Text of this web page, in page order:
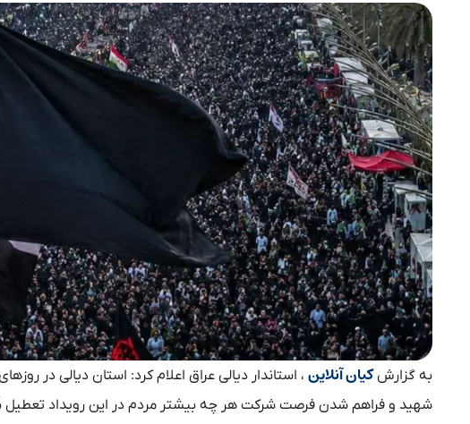
به گزارشکیان آنلاین ، استاندار دیالی عراق اعلام کرد: استان دیالی در
شهید و فراهم شدن فرصت شرکت هر چه بیشتر مردم در این رویداد